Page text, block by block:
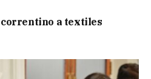
a textiles